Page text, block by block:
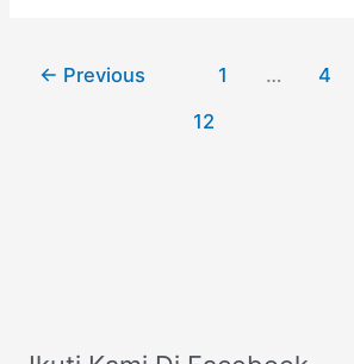
Bertubuh
← Previous 1 … 4
12